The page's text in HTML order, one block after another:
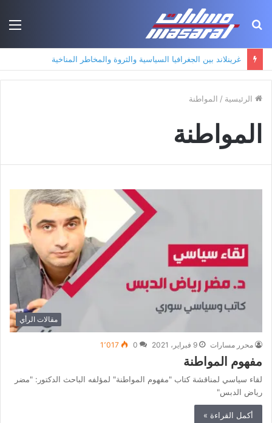
بحث
غرينلاند بين الجغرافيا السياسية والثروة والمخاطر المناخية
الرئيسية / المواطنة
المواطنة
مقالات الرأي
محرر مسارات 9 فبراير، 2021 0 1٬017
مفهوم المواطنة
لقاء سياسي لمناقشة كتاب "مفهوم المواطنة" لمؤلفه الباحث الدكتور: "مضر
رياض الدبس"
أكمل القراءة »